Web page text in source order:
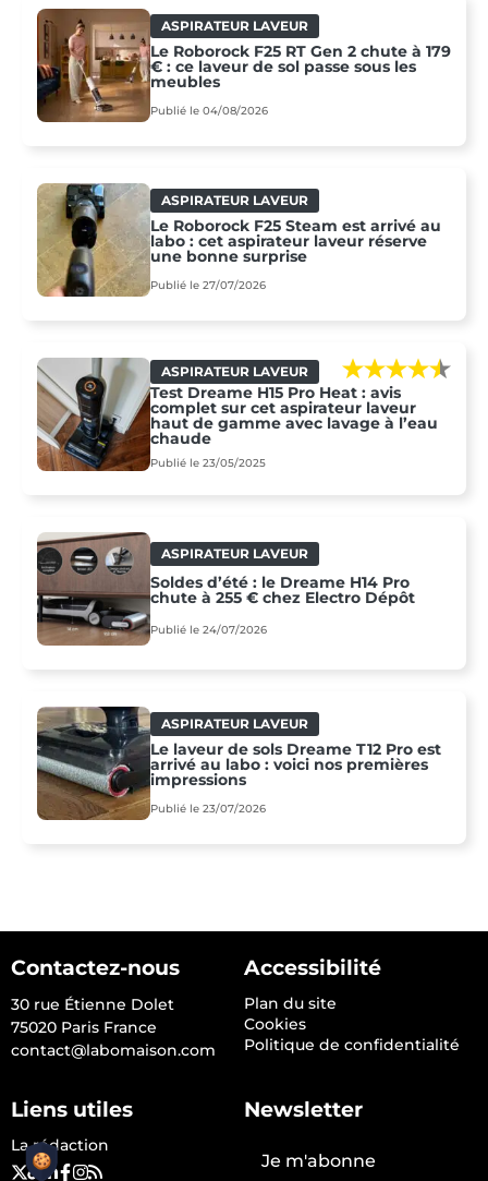
ASPIRATEUR LAVEUR
Le Roborock F25 RT Gen 2 chute à 179
€ : ce laveur de sol passe sous les
meubles
Publié le 04/08/2026
ASPIRATEUR LAVEUR
Le Roborock F25 Steam est arrivé au
labo : cet aspirateur laveur réserve
une bonne surprise
Publié le 27/07/2026
ASPIRATEUR LAVEUR
Test Dreame H15 Pro Heat : avis
complet sur cet aspirateur laveur
haut de gamme avec lavage à l’eau
chaude
Publié le 23/05/2025
ASPIRATEUR LAVEUR
Soldes d’été : le Dreame H14 Pro
chute à 255 € chez Electro Dépôt
Publié le 24/07/2026
ASPIRATEUR LAVEUR
Le laveur de sols Dreame T12 Pro est
arrivé au labo : voici nos premières
impressions
Publié le 23/07/2026
Contactez-nous
30 rue Étienne Dolet
75020 Paris France
contact@labomaison.com
Accessibilité
Plan du site
Cookies
Politique de confidentialité
Liens utiles
La rédaction
Newsletter
Je m'abonne